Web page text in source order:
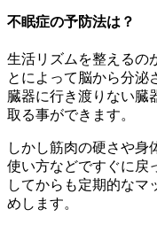
不眠症の予防法は？
生活リズムを整えるの
とによって脳から分泌
臓器に行き渡りない臓
取る事ができます。
しかし筋肉の硬さや身
使い方などですぐに戻
してからも定期的なマ
めします。